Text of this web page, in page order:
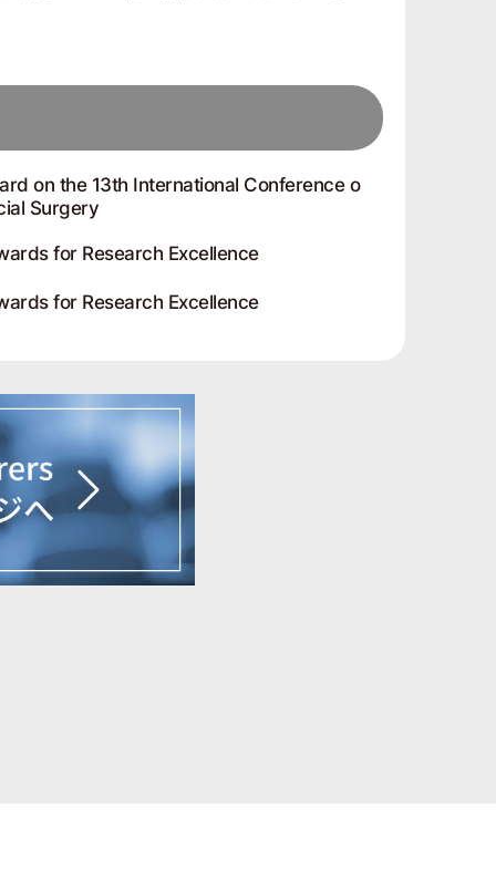
on the 13th International Conference o
Surgery
for Research Excellence
for Research Excellence